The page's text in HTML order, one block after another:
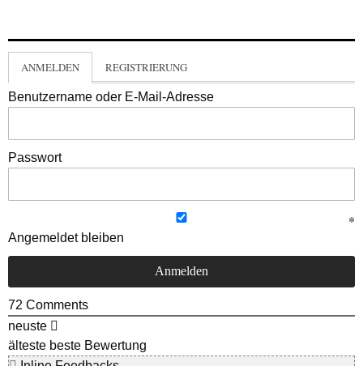
ANMELDEN REGISTRIERUNG
Benutzername oder E-Mail-Adresse
Passwort
Angemeldet bleiben
72 Comments
neuste
älteste beste Bewertung